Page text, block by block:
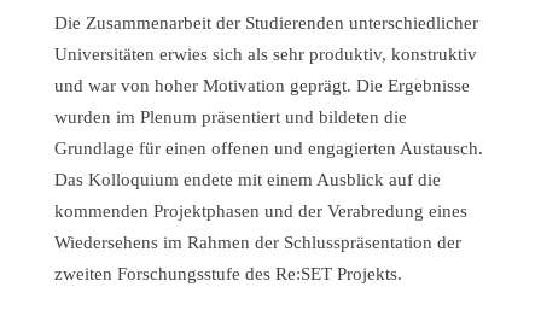
Die Zusammenarbeit der Studierenden unterschiedlicher
Universitäten erwies sich als sehr produktiv, konstruktiv
und war von hoher Motivation geprägt. Die Ergebnisse
wurden im Plenum präsentiert und bildeten die
Grundlage für einen offenen und engagierten Austausch.
Das Kolloquium endete mit einem Ausblick auf die
kommenden Projektphasen und der Verabredung eines
Wiedersehens im Rahmen der Schlusspräsentation der
zweiten Forschungsstufe des Re:SET Projekts.